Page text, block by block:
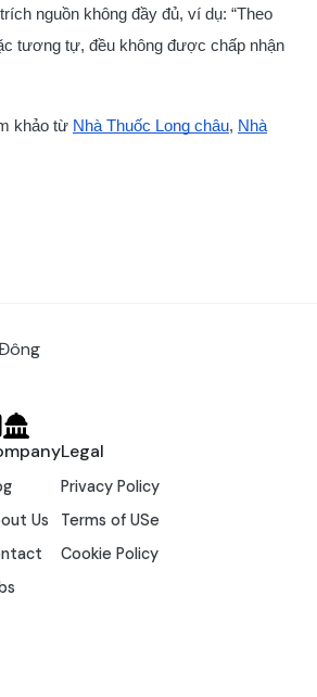
nguồn không đầy đủ, ví dụ: “Theo
tương tự, đều không được chấp nhận
khảo từ Nhà Thuốc Long châu, Nhà
Us
Legal
Privacy Policy
Terms of USe
Cookie Policy